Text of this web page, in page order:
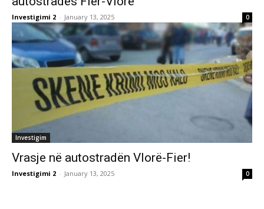
Investigimi 2 - January 13, 2025 0
Investigim
Vrasje në autostradën Vlorë-Fier!
Investigimi 2 - January 13, 2025 0